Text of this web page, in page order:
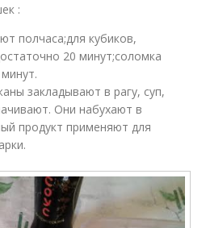
:
полчаса;для кубиков,
20 минут;соломка
закладывают в рагу, суп,
Они набухают в
продукт применяют для